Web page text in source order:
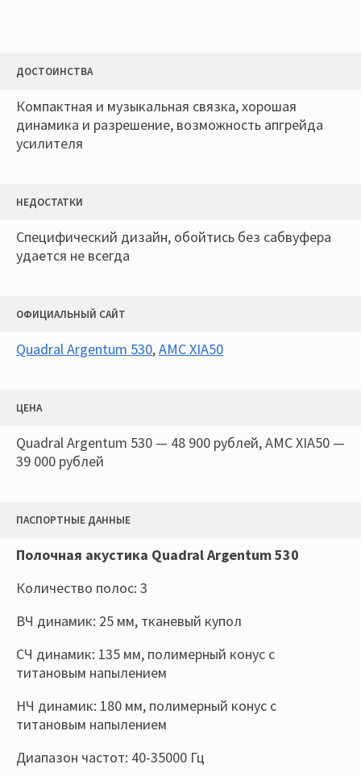
ДОСТОИНСТВА
Компактная и музыкальная связка, хорошая
динамика и разрешение, возможность апгрейда
усилителя
НЕДОСТАТКИ
Специфический дизайн, обойтись без сабвуфера
удается не всегда
ОФИЦИАЛЬНЫЙ САЙТ
Quadral Argentum 530,AMC XIA50
ЦЕНА
Quadral Argentum 530 — 48 900 рублей, AMC XIA50 —
39 000 рублей
ПАСПОРТНЫЕ ДАННЫЕ
Полочная акустика Quadral Argentum 530
Количество полос: 3
ВЧ динамик: 25 мм, тканевый купол
СЧ динамик: 135 мм, полимерный конус с
титановым напылением
НЧ динамик: 180 мм, полимерный конус с
титановым напылением
Диапазон частот: 40-35000 Гц